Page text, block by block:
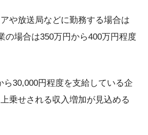
や放送局などに勤務する場合は
の場合は350万円から400万円程度
30,000円程度を支給している企
乗せされる収入増加が見込める